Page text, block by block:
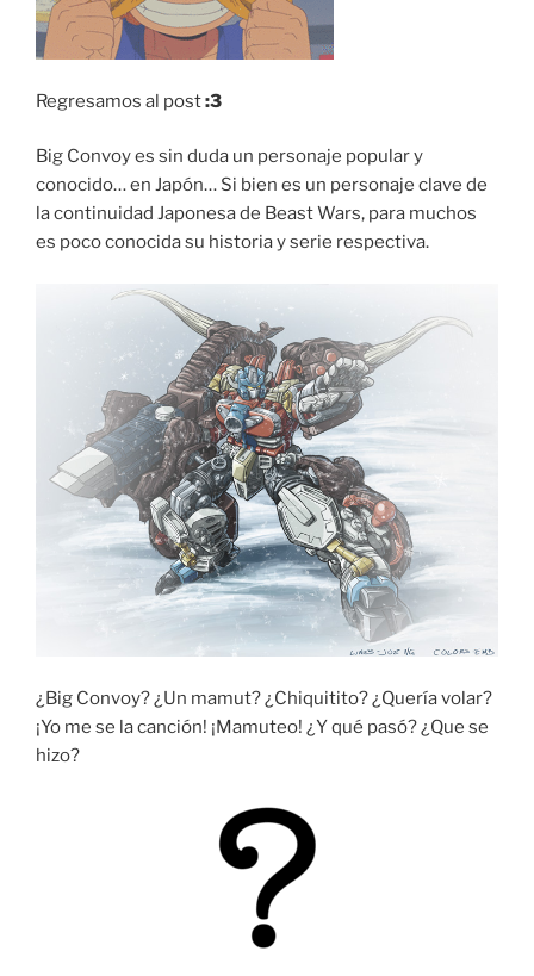
Regresamos al post:3
Big Convoy es sin duda un personaje popular y
conocido… en Japón… Si bien es un personaje clave de
la continuidad Japonesa de Beast Wars, para muchos
es poco conocida su historia y serie respectiva.
¿Big Convoy? ¿Un mamut? ¿Chiquitito? ¿Quería volar?
¡Yo me se la canción! ¡Mamuteo! ¿Y qué pasó? ¿Que se
hizo?